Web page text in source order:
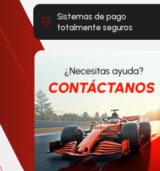
Sistemas de pago
totalmente seguros